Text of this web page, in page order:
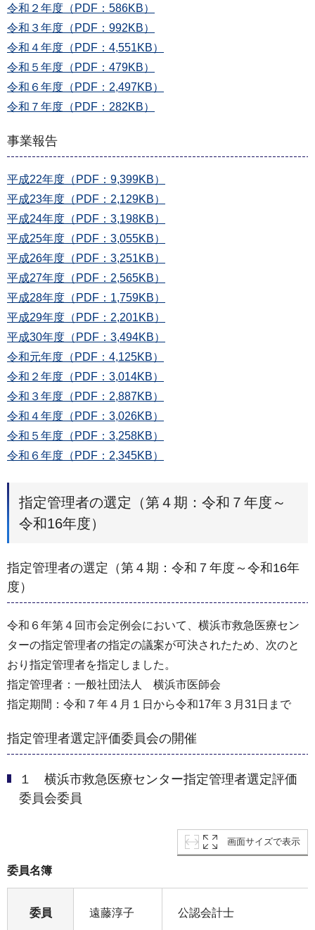
令和２年度（PDF：586KB）
令和３年度（PDF：992KB）
令和４年度（PDF：4,551KB）
令和５年度（PDF：479KB）
令和６年度（PDF：2,497KB）
令和７年度（PDF：282KB）
事業報告
平成22年度（PDF：9,399KB）
平成23年度（PDF：2,129KB）
平成24年度（PDF：3,198KB）
平成25年度（PDF：3,055KB）
平成26年度（PDF：3,251KB）
平成27年度（PDF：2,565KB）
平成28年度（PDF：1,759KB）
平成29年度（PDF：2,201KB）
平成30年度（PDF：3,494KB）
令和元年度（PDF：4,125KB）
令和２年度（PDF：3,014KB）
令和３年度（PDF：2,887KB）
令和４年度（PDF：3,026KB）
令和５年度（PDF：3,258KB）
令和６年度（PDF：2,345KB）
指定管理者の選定（第４期：令和７年度～
令和16年度）
指定管理者の選定（第４期：令和７年度～令和16年
度）
令和６年第４回市会定例会において、横浜市救急医療セン
ターの指定管理者の指定の議案が可決されたため、次のと
おり指定管理者を指定しました。
指定管理者：一般社団法人 横浜市医師会
指定期間：令和７年４月１日から令和17年３月31日まで
指定管理者選定評価委員会の開催
１ 横浜市救急医療センター指定管理者選定評価
委員会委員
画面サイズで表示
委員名簿
委員 遠藤淳子 公認会計士